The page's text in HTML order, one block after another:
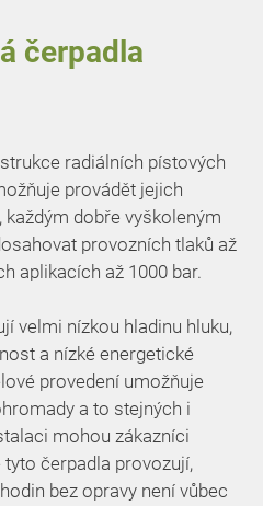
čerpadla
radiálních pístových
provádět jejich
dobře vyškoleným
provozních tlaků až
aplikacích až 1000 bar.
velmi nízkou hladinu hluku,
a nízké energetické
provedení umožňuje
a to stejných i
mohou zákazníci
čerpadla provozují,
bez opravy není vůbec